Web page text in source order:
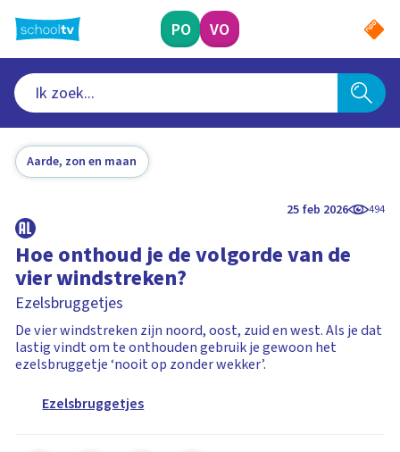
naar
hoofdinhoud
PO VO
Aarde, zon en maan
25 feb 2026 494
Hoe onthoud je de volgorde van de
vier windstreken?
Ezelsbruggetjes
De vier windstreken zijn noord, oost, zuid en west. Als je dat
lastig vindt om te onthouden gebruik je gewoon het
ezelsbruggetje ‘nooit op zonder wekker’.
Ezelsbruggetjes